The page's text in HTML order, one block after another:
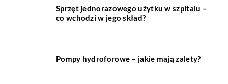
Sprzęt jednorazowego użytku w szpitalu –
co wchodzi w jego skład?
Pompy hydroforowe – jakie mają zalety?